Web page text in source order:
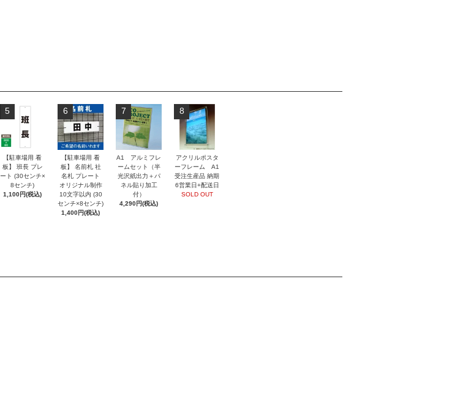
5
【駐車場用 看
板】 班長 プレ
ート (30センチ×
8センチ)
1,100円(税込)
6
【駐車場用 看
板】 名前札 社
名札 プレート
オリジナル制作
10文字以内 (30
センチ×8センチ)
1,400円(税込)
7
A1 アルミフレ
ームセット（半
光沢紙出力＋パ
ネル貼り加工
付）
4,290円(税込)
8
アクリルポスタ
ーフレーム A1
受注生産品 納期
6営業日+配送日
SOLD OUT